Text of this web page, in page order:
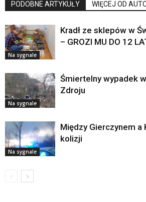
PODOBNE ARTYKUŁY WIĘCEJ OD
Na sygnale
Kradł ze sklepów w
– GROZI MU DO 12
Na sygnale
Śmiertelny wypadek
Zdroju
Na sygnale
Między Gierczynem a
kolizji